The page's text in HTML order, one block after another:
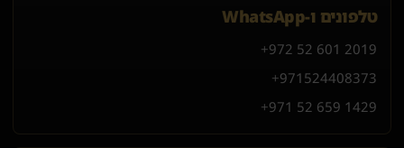
טלפונים ו-WhatsApp
+972 52 601 2019
+971 524408373
+971 52 659 1429